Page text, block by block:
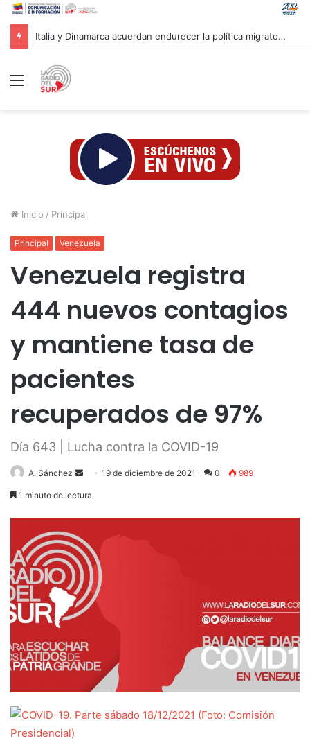
Italia y Dinamarca acuerdan endurecer la política migratoria y externalizar las devoluciones
Menú
Inicio / Principal
Principal Venezuela
Venezuela registra
444 nuevos contagios
y mantiene tasa de
pacientes
recuperados de 97%
Día 643 | Lucha contra la COVID-19
A. Sánchez
Send19 de diciembre de 2021 0 989
1 minuto de lectura